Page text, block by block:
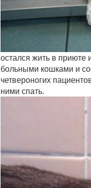
остался жить в приюте
больными кошками и
четвероногих
ними спать.